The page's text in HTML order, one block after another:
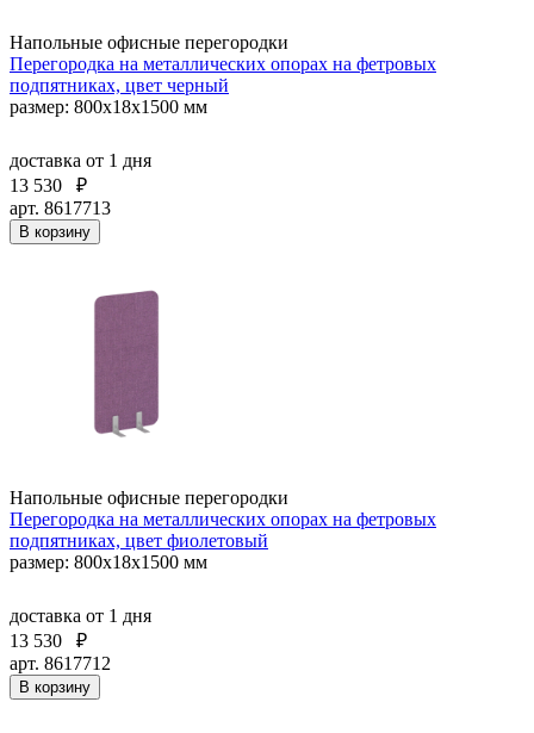
Напольные офисные перегородки
Перегородка на металлических опорах на фетровых
подпятниках, цвет черный
размер: 800x18x1500 мм
доставка от 1 дня
13 530
₽
арт. 8617713
В корзину
Напольные офисные перегородки
Перегородка на металлических опорах на фетровых
подпятниках, цвет фиолетовый
размер: 800x18x1500 мм
доставка от 1 дня
13 530
₽
арт. 8617712
В корзину